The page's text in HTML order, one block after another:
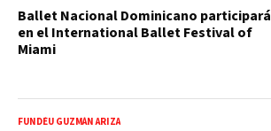
Ballet Nacional Dominicano participará
en el International Ballet Festival of
Miami
FUNDÉU GUZMÁN ARIZA